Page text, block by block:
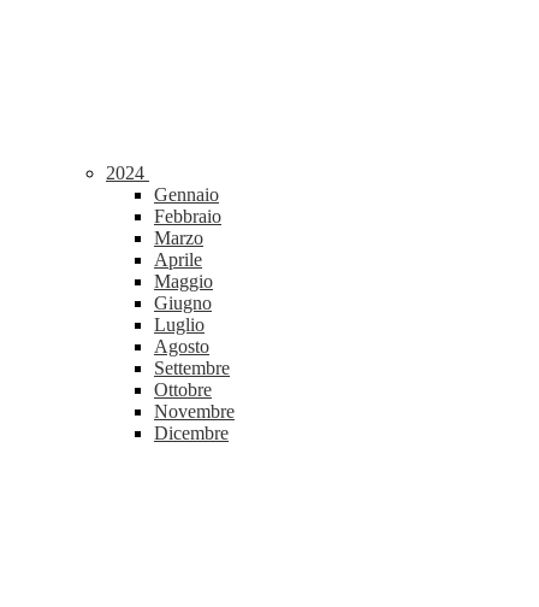
2024
Gennaio
Febbraio
Marzo
Aprile
Maggio
Giugno
Luglio
Agosto
Settembre
Ottobre
Novembre
Dicembre